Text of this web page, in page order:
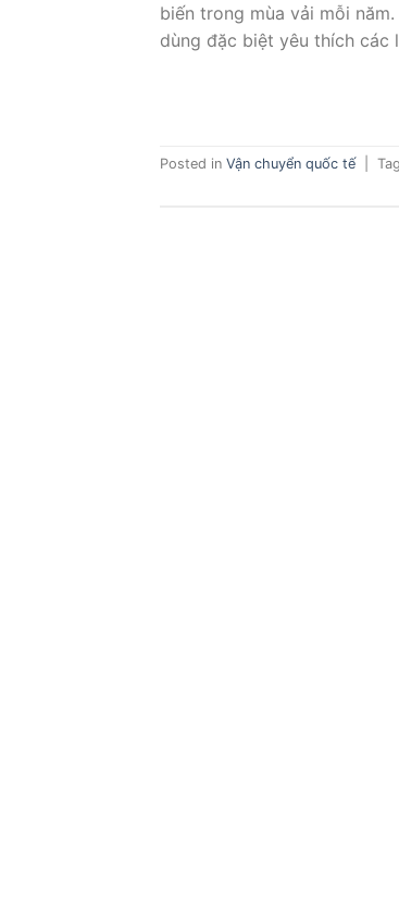
biến trong mùa vải mỗi
dùng đặc biệt yêu thích
Posted in Vận chuyển quốc tế